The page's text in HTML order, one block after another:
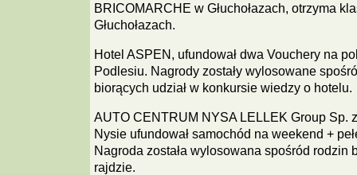
BRICOMARCHE w Głuchołazach, otrzyma
Głuchołazach.
Hotel ASPEN, ufundował dwa Vouchery na
Podlesiu. Nagrody zostały wylosowane
biorących udział w konkursie wiedzy o hotelu.
AUTO CENTRUM NYSA LELLEK Group Sp.
Nysie ufundował samochód na weekend +
Nagroda została wylosowana spośród rodzin
rajdzie.